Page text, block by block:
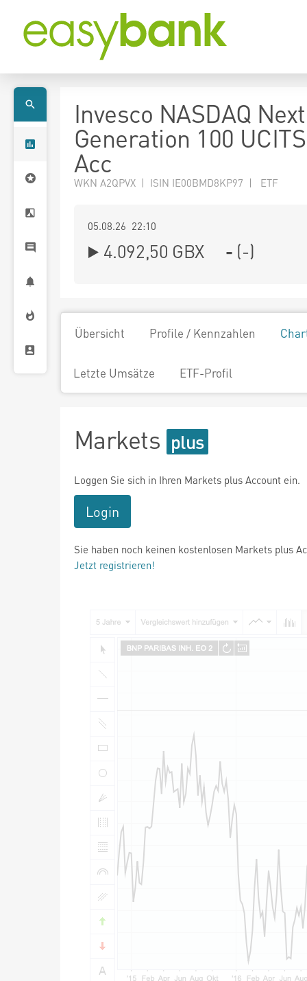
Invesco NASDAQ Next
Generation 100
Acc
WKN A2QPVX | ISIN IE00BMD8KP97 | ETF
05.08.26 22:10
4.092,50 GBX - (-)
Übersicht Profile / Kennzahlen
Letzte Umsätze ETF-Profil
Markets
Loggen Sie sich in Ihren Markets plus Account ein.
Login
Sie haben noch keinen kostenlosen Markets plus
Jetzt registrieren!